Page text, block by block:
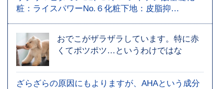
粧：ライスパワーNo.６化粧下地：皮脂抑…
おでこがザラザラしています。特に赤
くてポツポツ…というわけではな
ざらざらの原因にもよりますが、AHAという成分